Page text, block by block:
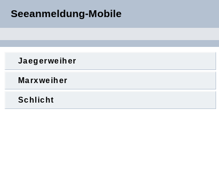
Seeanmeldung-Mobile
Jaegerweiher
Marxweiher
Schlicht